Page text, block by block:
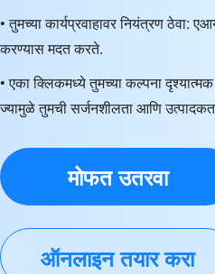
• तुमच्या कार्यप्रवाहावर नियंत्रण ठेवा:
करण्यास मदत करते.
• एका क्लिकमध्ये तुमच्या कल्पना
ज्यामुळे तुमची सर्जनशीलता आणि
मोफत उतरवा
ऑनलाइन तयार करा